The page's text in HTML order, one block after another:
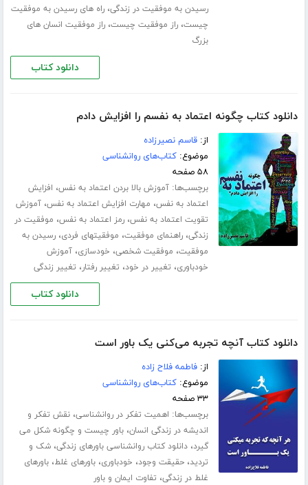
رسیدن به موفقیت در زندگی،راه های رسیدن به موفقیت
چیست،راز موفقیت چیست،راز موفقیت انسان های
بزرگ
دانلود کتاب
دانلود کتاب چگونه اعتماد به نفسم را افزایش دادم
از:قاسم نصیرزاده
موضوع:کتاب‌های روانشناسی
۵۸ صفحه
برچسب‌ها:آموزش بالا بردن اعتماد به نفس، افزایش
اعتماد به نفس، مهارت افزایش اعتماد به نفس،آموزش
تقویت اعتماد به نفس،رمز اعتماد به نفس، موفقیت در
زندگی،راهنمای موفقیت، موفقیتهای فردی،رسیدن به
موفقیت، موفقیت شخصی، خودسازی،آموزش
خودباوری، تغییر در خود، تغییر رفتار، تغییر زندگی
دانلود کتاب
دانلود کتاب آنچه تجربه می‌کنی یک باور است
از:فاطمه فلاح زاده
موضوع:کتاب‌های روانشناسی
۳۳ صفحه
برچسب‌ها: اهمیت تفکر در روانشناسی،نقش تفکر و
اندیشه در زندگی انسان،باور چیست و چگونه شکل می
گیرد،دانلود کتاب روانشناسی باورهای زندگی،شک و
تردید،حقیقت وجود، خودباوری،باورهای غلط،باورهای
غلط در زندگی، تفاوت ایمان و باور